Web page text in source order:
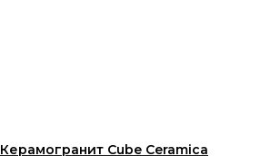
Керамогранит Cube Ceramica